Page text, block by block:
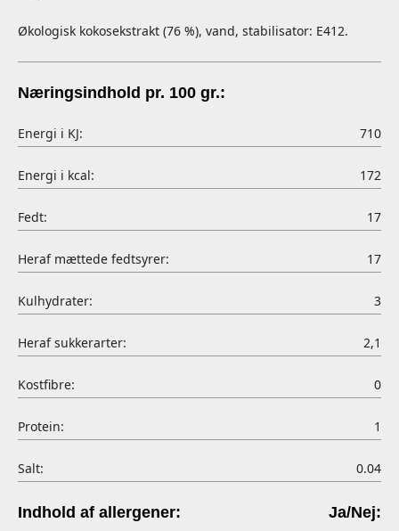
Økologisk kokosekstrakt (76 %), vand, stabilisator: E412.
Næringsindhold pr. 100 gr.:
Energi i KJ: 710
Energi i kcal: 172
Fedt: 17
Heraf mættede fedtsyrer: 17
Kulhydrater: 3
Heraf sukkerarter: 2,1
Kostfibre: 0
Protein: 1
Salt: 0.04
Indhold af allergener: Ja/Nej: